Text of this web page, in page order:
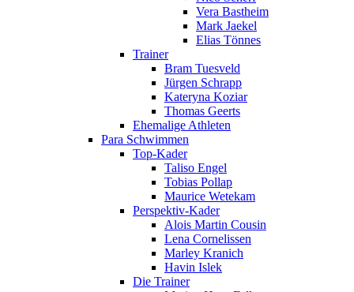
Vera Bastheim
Mark Jaekel
Elias Tönnes
Trainer
Bram Tuesveld
Jürgen Schrapp
Kateryna Koziar
Thomas Geerts
Ehemalige Athleten
Para Schwimmen
Top-Kader
Taliso Engel
Tobias Pollap
Maurice Wetekam
Perspektiv-Kader
Alois Martin Cousin
Lena Cornelissen
Marley Kranich
Havin Islek
Die Trainer